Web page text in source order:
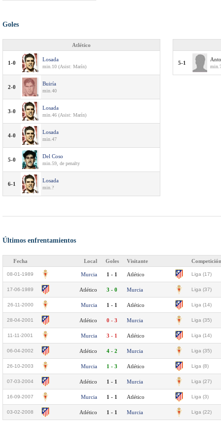
Goles
Atlético
1-0
Losada
min.10 (Asist: Marín)
2-0
Buiría
min.40
3-0
Losada
min.46 (Asist: Marín)
4-0
Losada
min.47
5-0
Del Coso
min.59, de penalty
6-1
Losada
min.?
5-1
Últimos enfrentamientos
Fecha Local Goles Visitante Competición
08-01-1989 Murcia 1 - 1 Atlético Liga (17)
17-06-1989 Atlético 3 - 0 Murcia Liga (37)
26-11-2000 Murcia 1 - 1 Atlético Liga (14)
28-04-2001 Atlético 0 - 3 Murcia Liga (35)
11-11-2001 Murcia 3 - 1 Atlético Liga (14)
06-04-2002 Atlético 4 - 2 Murcia Liga (35)
26-10-2003 Murcia 1 - 3 Atlético Liga (8)
07-03-2004 Atlético 1 - 1 Murcia Liga (27)
16-09-2007 Murcia 1 - 1 Atlético Liga (3)
03-02-2008 Atlético 1 - 1 Murcia Liga (22)